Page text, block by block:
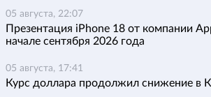
05 августа, 22:07
Презентация iPhone 18 от компании
начале сентября 2026 года
05 августа, 17:41
Курс доллара продолжил снижение в